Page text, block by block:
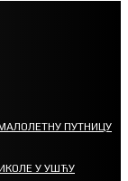
ПУТНИЦУ
У УШЋУ